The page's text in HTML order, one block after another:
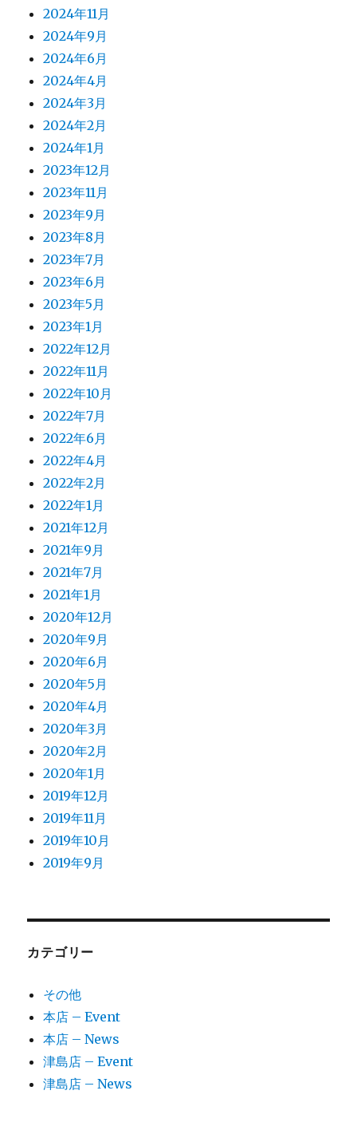
2024年11月
2024年9月
2024年6月
2024年4月
2024年3月
2024年2月
2024年1月
2023年12月
2023年11月
2023年9月
2023年8月
2023年7月
2023年6月
2023年5月
2023年1月
2022年12月
2022年11月
2022年10月
2022年7月
2022年6月
2022年4月
2022年2月
2022年1月
2021年12月
2021年9月
2021年7月
2021年1月
2020年12月
2020年9月
2020年6月
2020年5月
2020年4月
2020年3月
2020年2月
2020年1月
2019年12月
2019年11月
2019年10月
2019年9月
カテゴリー
その他
本店 – Event
本店 – News
津島店 – Event
津島店 – News